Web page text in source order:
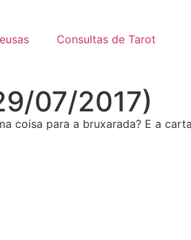
Consultas de Tarot
07/2017)
coisa para a bruxarada? E a